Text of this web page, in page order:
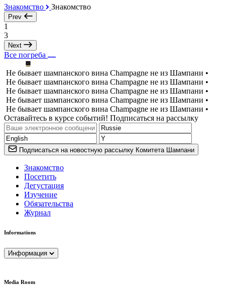
Знакомство Знакомство
Prev
1
3
Next
Все погреба
Не бывает шампанского вина Champagne не из Шампани •
Не бывает шампанского вина Champagne не из Шампани •
Не бывает шампанского вина Champagne не из Шампани •
Не бывает шампанского вина Champagne не из Шампани •
Не бывает шампанского вина Champagne не из Шампани •
Оставайтесь в курсе событий! Подписаться на рассылку
Подписаться на новостную рассылку Комитета Шампани
Знакомство
Посетить
Дегустация
Изучение
Обязательства
Журнал
Informations
Информация
Media Room